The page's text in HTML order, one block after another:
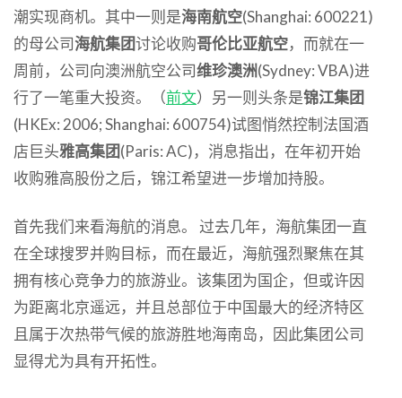
潮实现商机。其中一则是海南航空(Shanghai: 600221)
的母公司海航集团讨论收购哥伦比亚航空，而就在一
周前，公司向澳洲航空公司维珍澳洲(Sydney: VBA)进
行了一笔重大投资。（前文）另一则头条是锦江集团
(HKEx: 2006; Shanghai: 600754)试图悄然控制法国酒
店巨头雅高集团(Paris: AC)，消息指出，在年初开始
收购雅高股份之后，锦江希望进一步增加持股。
首先我们来看海航的消息。 过去几年，海航集团一直
在全球搜罗并购目标，而在最近，海航强烈聚焦在其
拥有核心竞争力的旅游业。该集团为国企，但或许因
为距离北京遥远，并且总部位于中国最大的经济特区
且属于次热带气候的旅游胜地海南岛，因此集团公司
显得尤为具有开拓性。